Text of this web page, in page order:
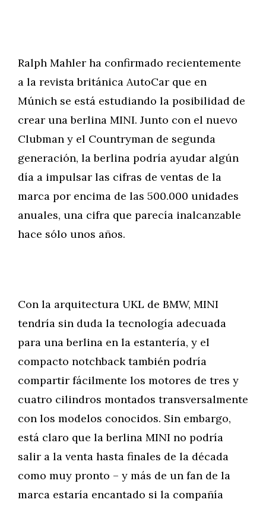
Ralph Mahler ha confirmado recientemente
a la revista británica AutoCar que en
Múnich se está estudiando la posibilidad de
crear una berlina MINI. Junto con el nuevo
Clubman y el Countryman de segunda
generación, la berlina podría ayudar algún
día a impulsar las cifras de ventas de la
marca por encima de las 500.000 unidades
anuales, una cifra que parecía inalcanzable
hace sólo unos años.
Con la arquitectura UKL de BMW, MINI
tendría sin duda la tecnología adecuada
para una berlina en la estantería, y el
compacto notchback también podría
compartir fácilmente los motores de tres y
cuatro cilindros montados transversalmente
con los modelos conocidos. Sin embargo,
está claro que la berlina MINI no podría
salir a la venta hasta finales de la década
como muy pronto – y más de un fan de la
marca estaría encantado si la compañía